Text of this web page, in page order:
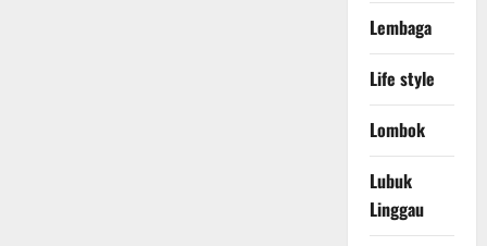
Lembaga
Life style
Lombok
Lubuk
Linggau